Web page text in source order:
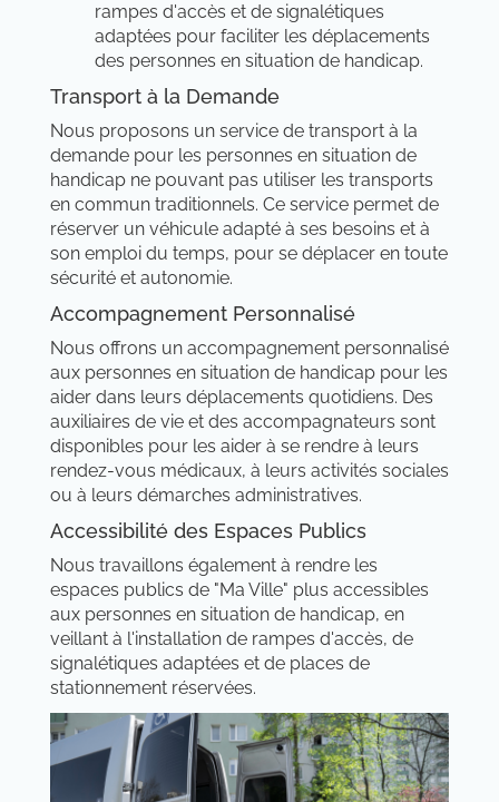
rampes d'accès et de signalétiques
adaptées pour faciliter les déplacements
des personnes en situation de handicap.
Transport à la Demande
Nous proposons un service de transport à la
demande pour les personnes en situation de
handicap ne pouvant pas utiliser les transports
en commun traditionnels. Ce service permet de
réserver un véhicule adapté à ses besoins et à
son emploi du temps, pour se déplacer en toute
sécurité et autonomie.
Accompagnement Personnalisé
Nous offrons un accompagnement personnalisé
aux personnes en situation de handicap pour les
aider dans leurs déplacements quotidiens. Des
auxiliaires de vie et des accompagnateurs sont
disponibles pour les aider à se rendre à leurs
rendez-vous médicaux, à leurs activités sociales
ou à leurs démarches administratives.
Accessibilité des Espaces Publics
Nous travaillons également à rendre les
espaces publics de "Ma Ville" plus accessibles
aux personnes en situation de handicap, en
veillant à l'installation de rampes d'accès, de
signalétiques adaptées et de places de
stationnement réservées.